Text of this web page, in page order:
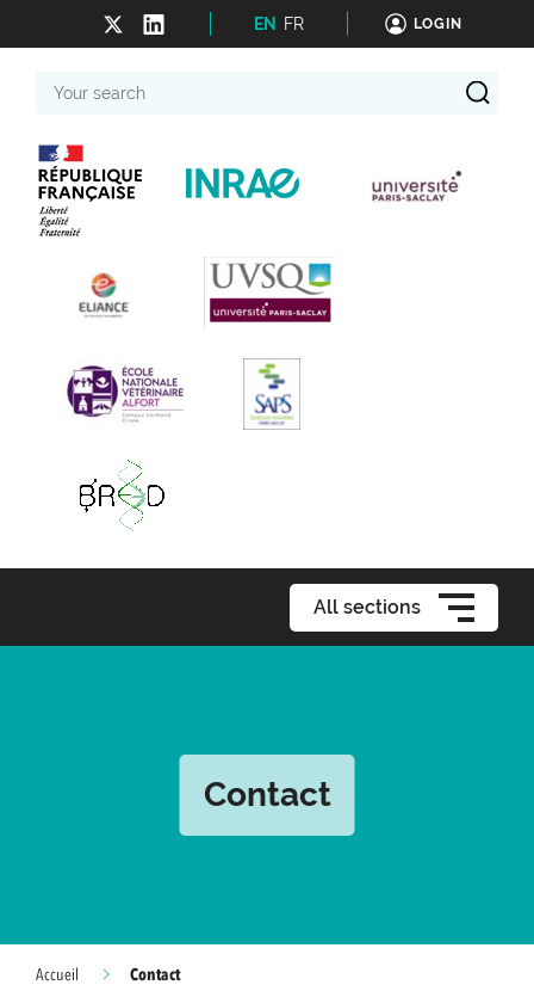
EN FR LOGIN
search
All sections
Contact
Accueil Contact